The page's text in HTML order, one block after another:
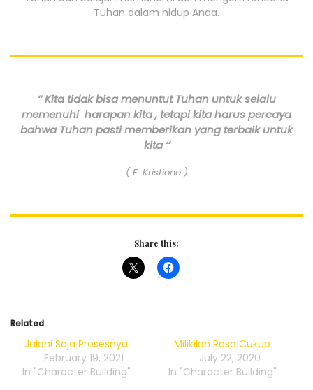
Tuhan dalam hidup Anda.
‘’ Kita tidak bisa menuntut Tuhan untuk selalu
memenuhi harapan kita , tetapi kita harus percaya
bahwa Tuhan pasti memberikan yang terbaik untuk
kita ‘’
( F. Kristiono )
Share this:
Related
Jalani Saja Prosesnya
February 19, 2021
In "Character Building"
Milikilah Rasa Cukup
July 22, 2020
In "Character Building"